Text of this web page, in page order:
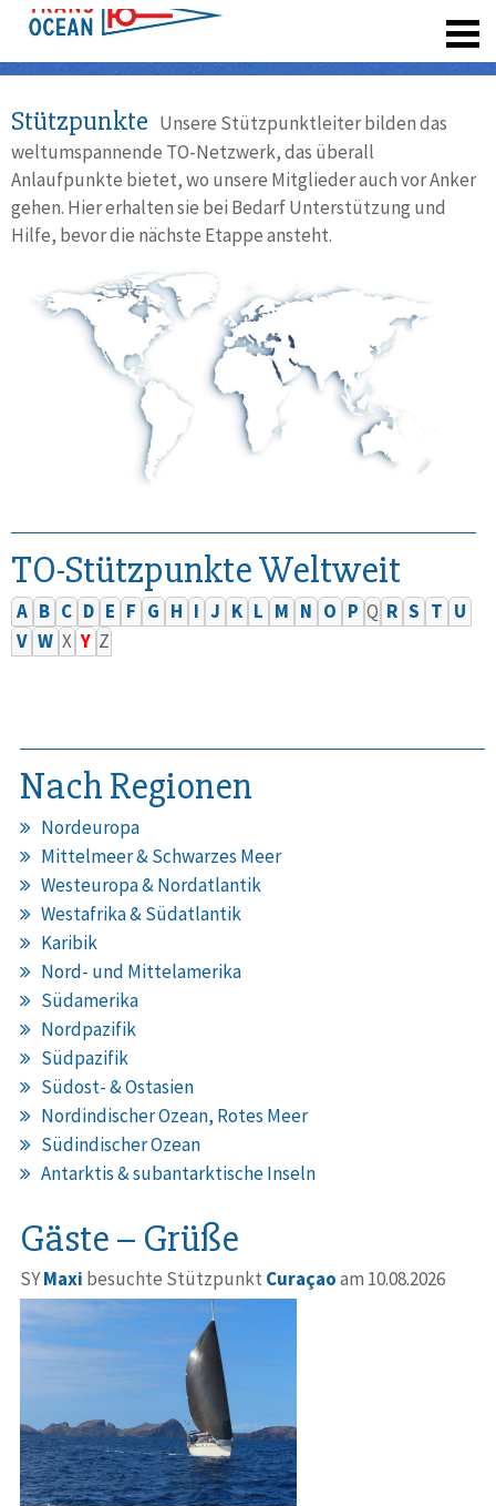
Stützpunkte Unsere Stützpunktleiter bilden das
weltumspannende TO-Netzwerk, das überall
Anlaufpunkte bietet, wo unsere Mitglieder auch vor Anker
gehen. Hier erhalten sie bei Bedarf Unterstützung und
Hilfe, bevor die nächste Etappe ansteht.
TO-Stützpunkte Weltweit
A B C D E F G H I J K L M N O P Q R S T U
V W X Y Z
Nach Regionen
Nordeuropa
Mittelmeer & Schwarzes Meer
Westeuropa & Nordatlantik
Westafrika & Südatlantik
Karibik
Nord- und Mittelamerika
Südamerika
Nordpazifik
Südpazifik
Südost- & Ostasien
Nordindischer Ozean, Rotes Meer
Südindischer Ozean
Antarktis & subantarktische Inseln
Gäste – Grüße
SYMaxi besuchte Stützpunkt Curaçaoam 10.08.2026